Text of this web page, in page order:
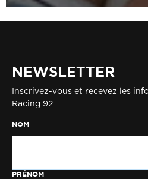
NEWSLETTER
Inscrivez-vous et recevez les
Racing 92
NOM
PRÉNOM